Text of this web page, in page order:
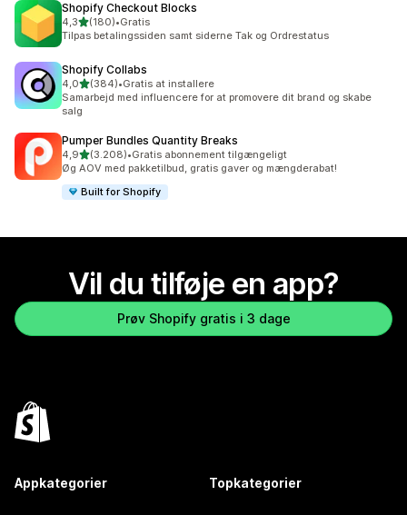
Shopify Checkout Blocks
4,3ud af 5 stjerner
(180)
180 anmeldelser i alt
•Gratis
Tilpas betalingssiden samt siderne Tak og Ordrestatus
Shopify Collabs
4,0ud af 5 stjerner
(384)
384 anmeldelser i alt
•Gratis at installere
Samarbejd med influencere for at promovere dit brand og skabe
salg
Pumper Bundles Quantity Breaks
4,9ud af 5 stjerner
(3.208)
3208 anmeldelser i alt
•Gratis abonnement tilgængeligt
Øg AOV med pakketilbud, gratis gaver og mængderabat!
Built for Shopify
Vil du tilføje en app?
Prøv Shopify gratis i 3 dage
Appkategorier Topkategorier